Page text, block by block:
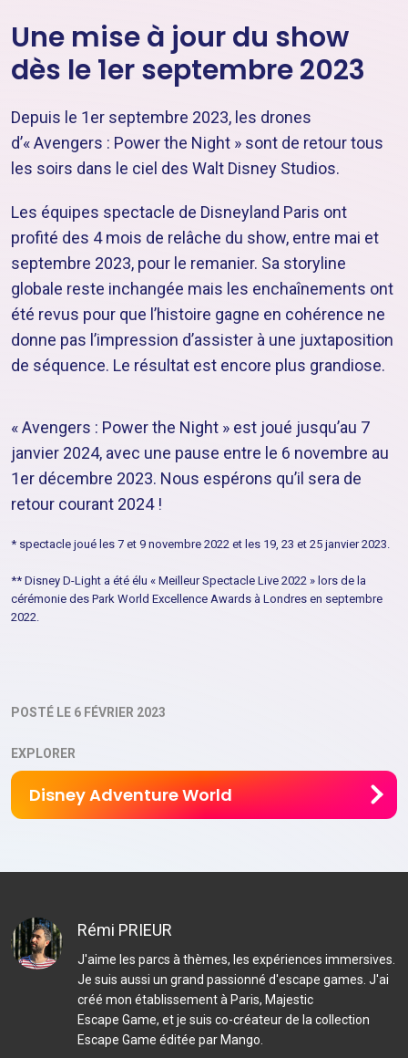
Une mise à jour du show
dès le 1er septembre 2023
Depuis le 1er septembre 2023, les drones
d’« Avengers : Power the Night » sont de retour tous
les soirs dans le ciel des Walt Disney Studios.
Les équipes spectacle de Disneyland Paris ont
profité des 4 mois de relâche du show, entre mai et
septembre 2023, pour le remanier. Sa storyline
globale reste inchangée mais les enchaînements ont
été revus pour que l’histoire gagne en cohérence ne
donne pas l’impression d’assister à une juxtaposition
de séquence. Le résultat est encore plus grandiose.
« Avengers : Power the Night » est joué jusqu’au 7
janvier 2024, avec une pause entre le 6 novembre au
1er décembre 2023. Nous espérons qu’il sera de
retour courant 2024 !
* spectacle joué les 7 et 9 novembre 2022 et les 19, 23 et 25 janvier 2023.
** Disney D-Light a été élu « Meilleur Spectacle Live 2022 » lors de la
cérémonie des Park World Excellence Awards à Londres en septembre
2022.
POSTÉ LE 6 FÉVRIER 2023
EXPLORER
Disney Adventure World
Rémi PRIEUR
J'aime les parcs à thèmes, les expériences immersives.
Je suis aussi un grand passionné d'escape games. J'ai
créémon établissement à Paris, Majestic
Escape Game, et je suis co-créateur de la collection
Escape Game éditée par Mango